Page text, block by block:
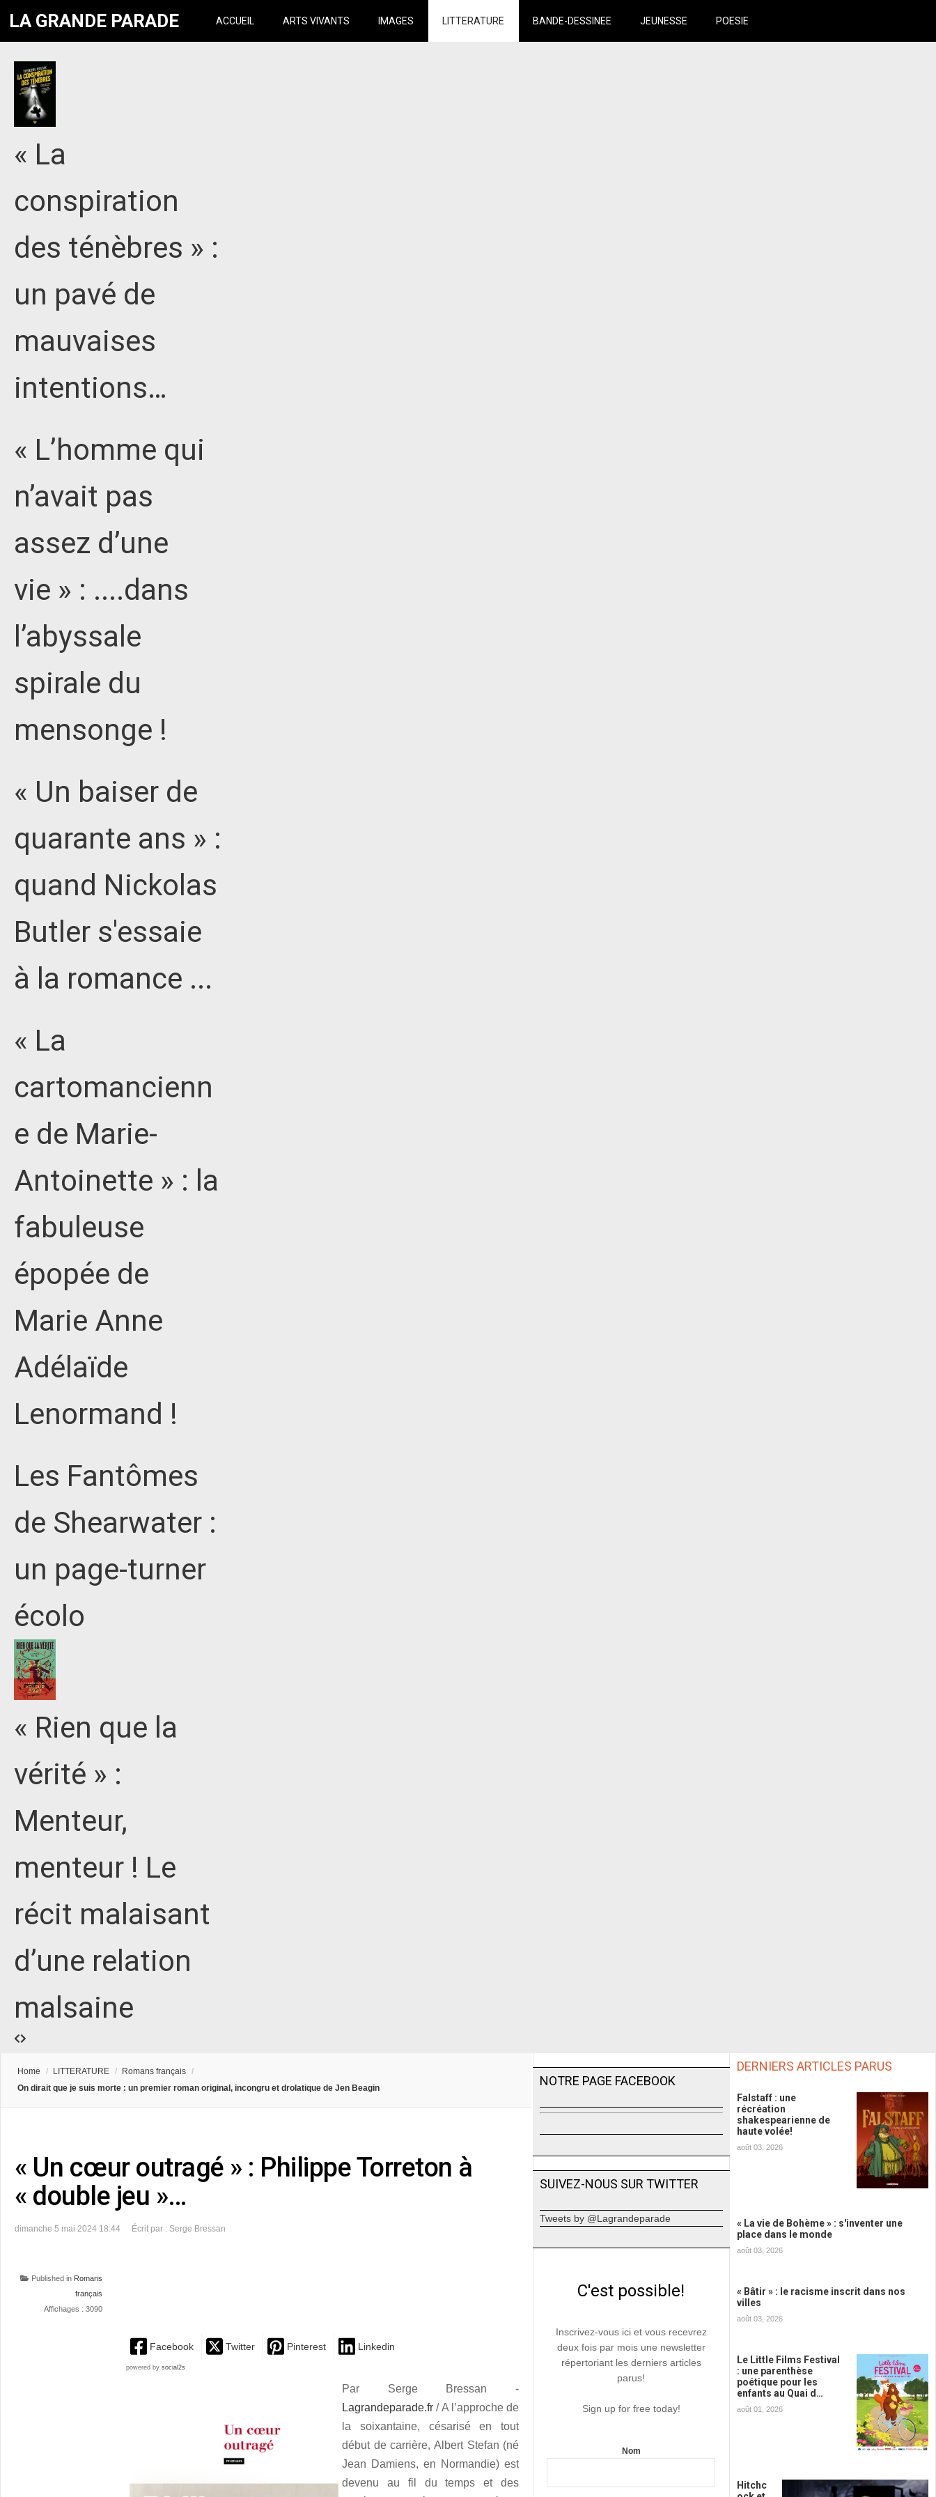
LA GRANDE PARADE ACCUEIL ARTS VIVANTS IMAGES LITTERATURE BANDE-DESSINEE JEUNESSE POESIE
« La
conspiration
des ténèbres » :
un pavé de
mauvaises
intentions…
« L’homme qui
n’avait pas
assez d’une
vie » : ....dans
l’abyssale
spirale du
mensonge !
« Un baiser de
quarante ans » :
quand Nickolas
Butler s'essaie
à la romance ...
« La
cartomancienn
e de Marie-
Antoinette » : la
fabuleuse
épopée de
Marie Anne
Adélaïde
Lenormand !
Les Fantômes
de Shearwater :
un page-turner
écolo
« Rien que la
vérité » :
Menteur,
menteur ! Le
récit malaisant
d’une relation
malsaine
Home / LITTERATURE / Romans français /
On dirait que je suis morte : un premier roman original, incongru et drolatique de Jen Beagin
« Un cœur outragé » : Philippe Torreton à
« double jeu »…
dimanche 5 mai 2024 18:44 Écrit par : Serge Bressan
Published in Romans
français
Affichages : 3090
Facebook Twitter Pinterest Linkedin
powered by social2s
Par Serge Bressan -
Lagrandeparade.fr / A l’approche de
la soixantaine, césarisé en tout
début de carrière, Albert Stefan (né
Jean Damiens, en Normandie) est
devenu au fil du temps et des
NOTRE PAGE FACEBOOK
SUIVEZ-NOUS SUR TWITTER
Tweets by @Lagrandeparade
C'est possible!
Inscrivez-vous ici et vous recevrez
deux fois par mois une newsletter
répertoriant les derniers articles
parus!
Sign up for free today!
Nom
DERNIERS ARTICLES PARUS
Falstaff : une
récréation
shakespearienne de
haute volée!
août 03, 2026
« La vie de Bohème » : s'inventer une
place dans le monde
août 03, 2026
« Bâtir » : le racisme inscrit dans nos
villes
août 03, 2026
Le Little Films Festival
: une parenthèse
poétique pour les
enfants au Quai d…
août 01, 2026
Hitchc